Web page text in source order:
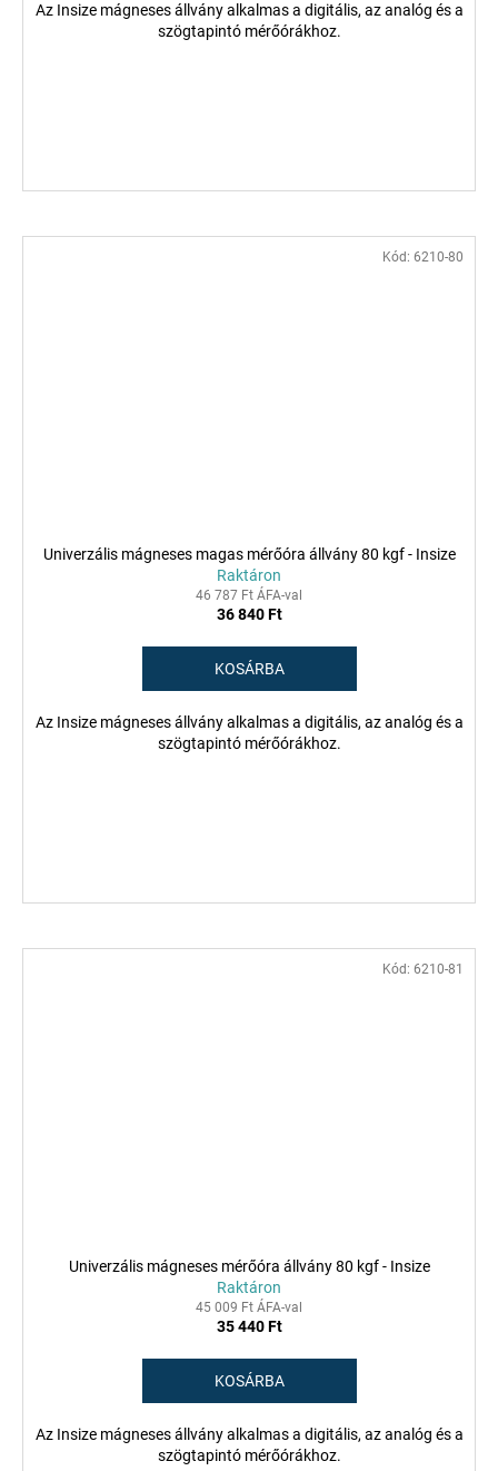
Az Insize mágneses állvány alkalmas a digitális, az analóg és a
szögtapintó mérőórákhoz.
Univerzális mágneses magas mérőóra állvány 80 kgf - Insize
Raktáron
46 787 Ft ÁFA-val
36 840 Ft
KOSÁRBA
Az Insize mágneses állvány alkalmas a digitális, az analóg és a
szögtapintó mérőórákhoz.
Kód: 6210-80
Univerzális mágneses mérőóra állvány 80 kgf - Insize
Raktáron
45 009 Ft ÁFA-val
35 440 Ft
KOSÁRBA
Az Insize mágneses állvány alkalmas a digitális, az analóg és a
szögtapintó mérőórákhoz.
Kód: 6210-81